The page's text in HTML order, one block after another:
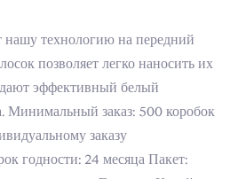
нашу технологию на передний
позволяет легко наносить их
эффективный белый
Минимальный заказ: 500 коробок
заказу
годности: 24 месяца Пакет: